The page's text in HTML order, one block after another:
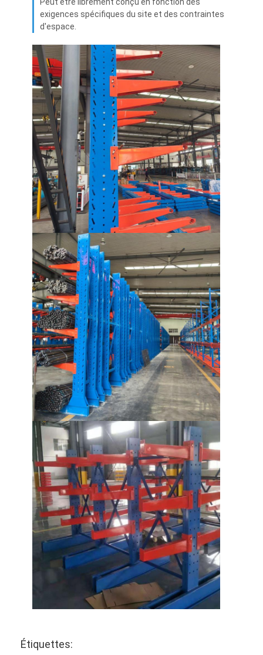
À propos de nous
Contrôle de la qualité
Nous contacter
Nouvelles
Les affaires
Demandez un devis
défilement ligne par ligne de palette d'entrepôt
Support de stockage d'entrepôt
étagère d'affichage de supermarché
Rayonnage en porte-à-faux
Rayonnage Push Back
Conduire dans le rayonnage
Défilement ligne par ligne par radio de navette
Écrasement de l'allée très étroite
Rack de mezzanine
Plate-forme de structure métallique
Palette en plastique de HDPE
palettes en acier
palettes en aluminium
boîte à palette en métal
Cages en treillis métalliques
exigences spécifiques du site et des contraintes
d'espace.
Étiquettes: